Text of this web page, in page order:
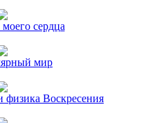
сердца
мир
физика Воскресения